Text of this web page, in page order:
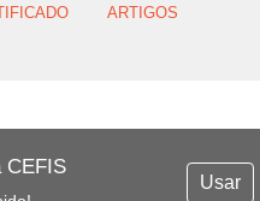
CEFIS
Usar
ARTIGOS